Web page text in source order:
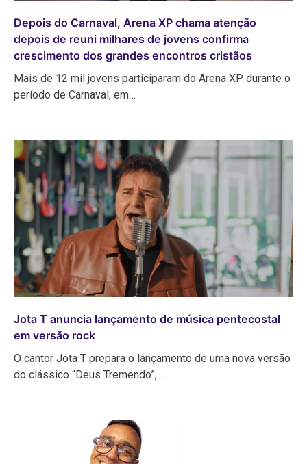
Depois do Carnaval, Arena XP chama atenção
depois de reuni milhares de jovens confirma
crescimento dos grandes encontros cristãos
Mais de 12 mil jovens participaram do Arena XP durante o
período de Carnaval, em…
Jota T anuncia lançamento de música pentecostal
em versão rock
O cantor Jota T prepara o lançamento de uma nova versão
do clássico “Deus Tremendo”,…